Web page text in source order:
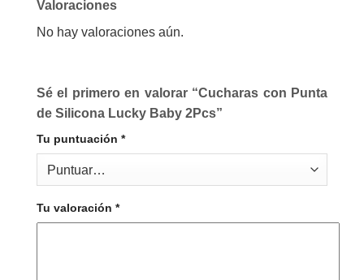
Valoraciones
No hay valoraciones aún.
Sé el primero en valorar “Cucharas con Punta
de Silicona Lucky Baby 2Pcs”
Tu puntuación *
Tu valoración *